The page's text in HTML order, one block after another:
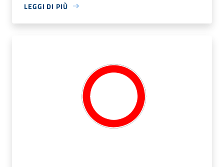
LEGGI DI PIÙ